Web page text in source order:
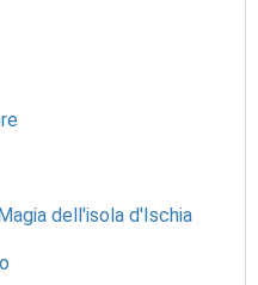
dell'isola d'Ischia